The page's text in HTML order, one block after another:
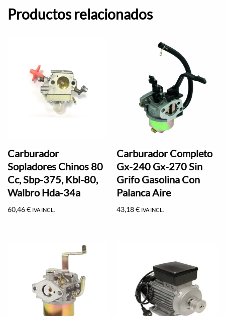
Productos relacionados
Carburador
Sopladores Chinos 80
Cc, Sbp-375, Kbl-80,
Walbro Hda-34a
60,46€ IVA INCL.
Carburador Completo
Gx-240 Gx-270 Sin
Grifo Gasolina Con
Palanca Aire
43,18€ IVA INCL.